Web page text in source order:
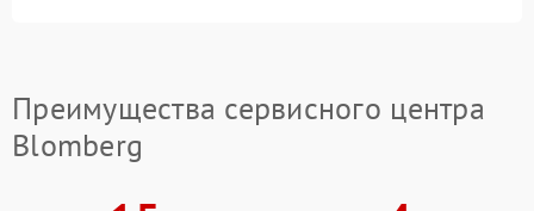
Преимущества сервисного центра
Blomberg